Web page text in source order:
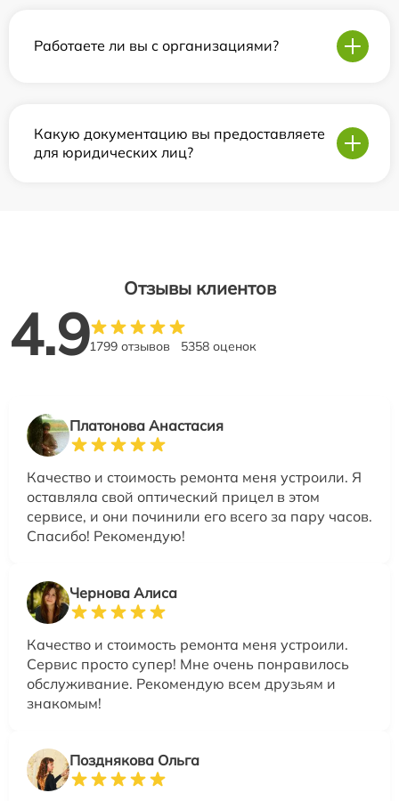
Работаете ли вы с организациями?
Какую документацию вы предоставляете
для юридических лиц?
Отзывы клиентов
4.91799 отзывов 5358 оценок
Платонова Анастасия
Качество и стоимость ремонта меня устроили. Я
оставляла свой оптический прицел в этом
сервисе, и они починили его всего за пару часов.
Спасибо! Рекомендую!
Чернова Алиса
Качество и стоимость ремонта меня устроили.
Сервис просто супер! Мне очень понравилось
обслуживание. Рекомендую всем друзьям и
знакомым!
Позднякова Ольга